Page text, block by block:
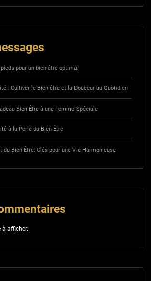
pour un bien-être optimal
: Cultiver le Bien-être et la Douceur au Quotidien
Bien-Être à une Femme Spéciale
à la Perle du Bien-Être
du Bien-Être: Clés pour une Vie Harmonieuse
afficher.